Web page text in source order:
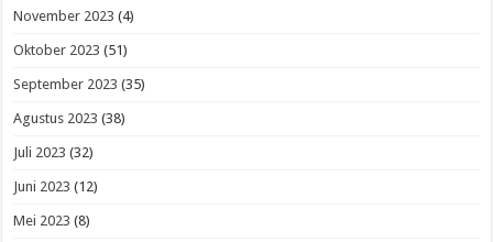
November 2023 (4)
Oktober 2023 (51)
September 2023 (35)
Agustus 2023 (38)
Juli 2023 (32)
Juni 2023 (12)
Mei 2023 (8)